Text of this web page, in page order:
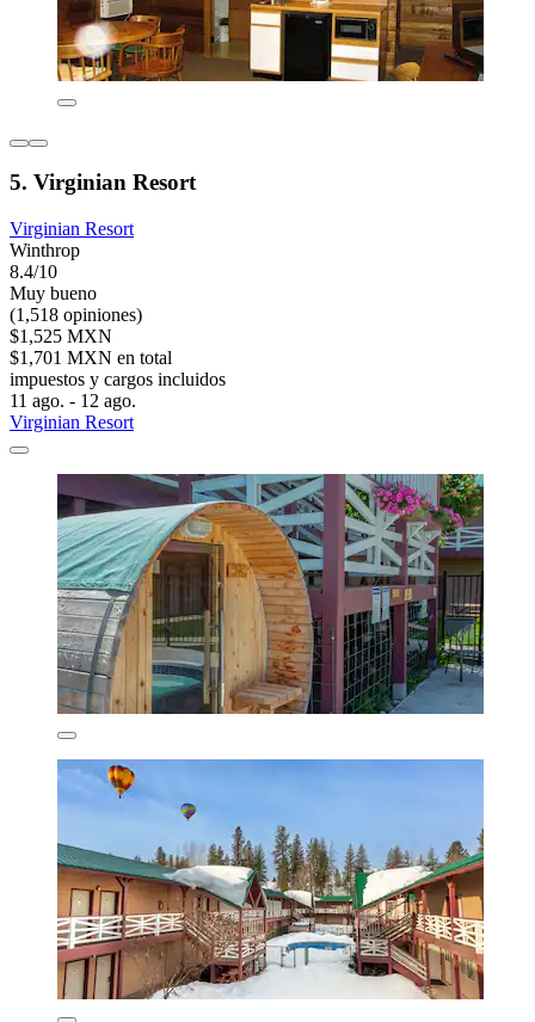
5. Virginian Resort
Virginian Resort
Winthrop
8.4/10
Muy bueno
(1,518 opiniones)
$1,525 MXN
$1,701 MXN en total
impuestos y cargos incluidos
11 ago. - 12 ago.
Virginian Resort